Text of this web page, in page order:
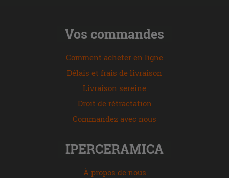
Vos commandes
Comment acheter en ligne
Délais et frais de livraison
Livraison sereine
Droit de rétractation
Commandez avec nous
IPERCERAMICA
À propos de nous